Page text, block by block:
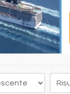
268 269 270